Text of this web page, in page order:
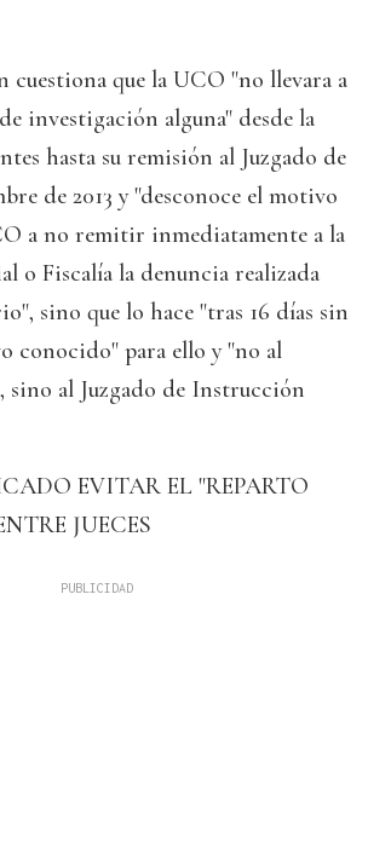
cuestiona que la UCO "no llevara a
investigación alguna" desde la
hasta su remisión al Juzgado de
de 2013 y "desconoce el motivo
a no remitir inmediatamente a la
o Fiscalía la denuncia realizada
sino que lo hace "tras 16 días sin
conocido" para ello y "no al
sino al Juzgado de Instrucción
EVITAR EL "REPARTO
JUECES